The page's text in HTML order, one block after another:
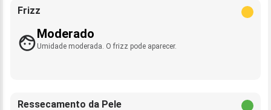
Frizz
Moderado
Umidade moderada. O frizz pode aparecer.
Ressecamento da Pele